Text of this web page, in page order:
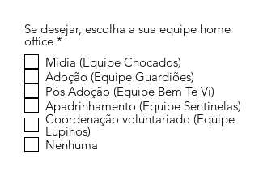
Se desejar, escolha a sua equipe home
office * O
r
i
g
a
t
ó
r
i
Mídia (Equipe Chocados)
Adoção (Equipe Guardiões)
Pós Adoção (Equipe Bem Te Vi)
Apadrinhamento (Equipe Sentinelas)
Coordenação voluntariado (Equipe
Lupinos)
Nenhuma